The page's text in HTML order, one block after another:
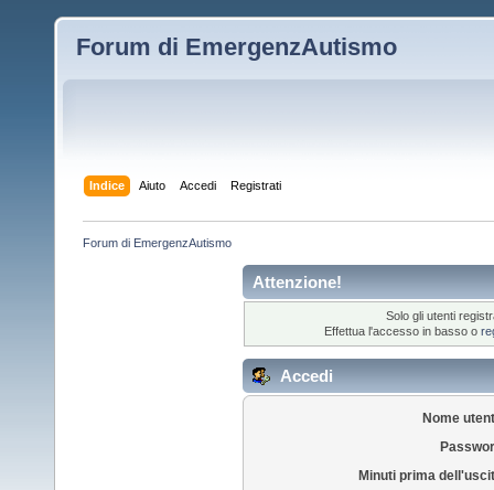
Forum di EmergenzAutismo
Indice Aiuto Accedi Registrati
Forum di EmergenzAutismo
Attenzione!
Solo gli utenti
Effettua l'accesso in basso o
Accedi
Nome
Minuti prima